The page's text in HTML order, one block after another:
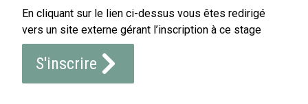
En cliquant sur le lien ci-dessus vous êtes redirigé
vers un site externe gérant l’inscription à ce stage
S'inscrire